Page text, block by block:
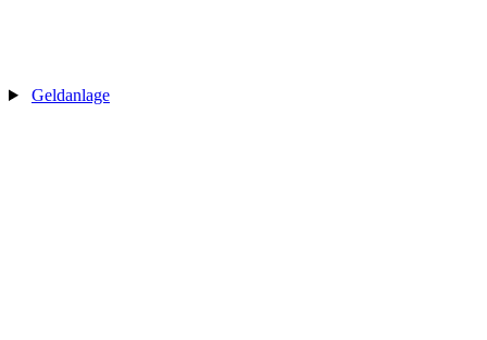
Geldanlage